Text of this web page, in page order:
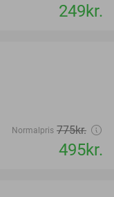
249kr.
Normalpris 775kr.
495kr.